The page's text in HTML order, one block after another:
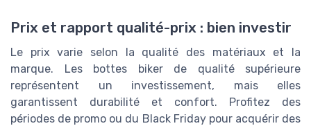
Prix et rapport qualité-prix : bien investir
Le prix varie selon la qualité des matériaux et la
marque. Les bottes biker de qualité supérieure
représentent un investissement, mais elles
garantissent durabilité et confort. Profitez des
périodes de promo ou du Black Friday pour acquérir des